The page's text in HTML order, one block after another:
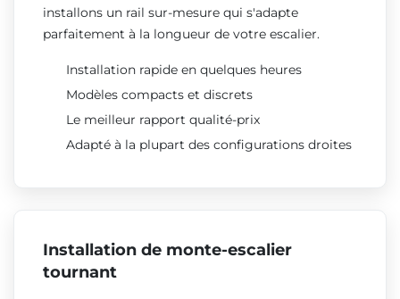
installons un rail sur-mesure qui s'adapte
parfaitement à la longueur de votre escalier.
Installation rapide en quelques heures
Modèles compacts et discrets
Le meilleur rapport qualité-prix
Adapté à la plupart des configurations droites
Installation de monte-escalier
tournant